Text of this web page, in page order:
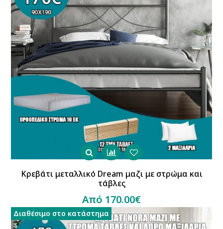
Κρεβάτι μεταλλικό Dream μαζι με στρώμα και
τάβλες
Από 170.00€
Διαθέσιμο στο κατάστημα